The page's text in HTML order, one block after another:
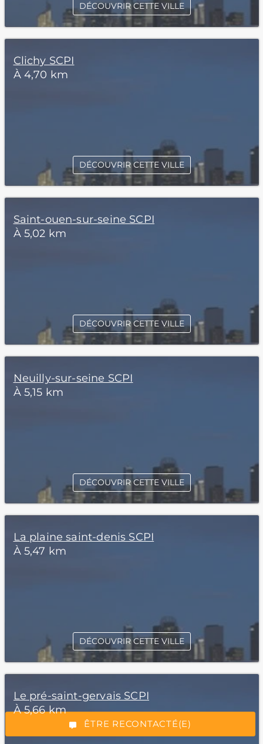
*Champs obligatoires
“Excellent”, 165 avis
ÊTRE RECONTACTÉ(E)
DÉCOUVRIR CETTE VILLE
Clichy SCPI
À 4,70 km
DÉCOUVRIR CETTE VILLE
Saint-ouen-sur-seine SCPI
À 5,02 km
DÉCOUVRIR CETTE VILLE
Neuilly-sur-seine SCPI
À 5,15 km
DÉCOUVRIR CETTE VILLE
La plaine saint-denis SCPI
À 5,47 km
DÉCOUVRIR CETTE VILLE
Le pré-saint-gervais SCPI
À 5,66 km